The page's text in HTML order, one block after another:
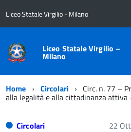
Liceo Statale Virgilio - Milano
Liceo Statale Virgilio –
Milano
Home Circolari Circ. n. 77 –
alla legalità e alla cittadinanza attiva
Circolari 22